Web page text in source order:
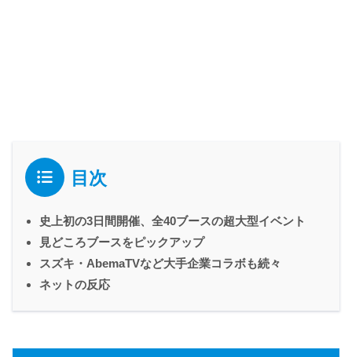
目次
史上初の3日間開催、全40ブースの超大型イベント
見どころブースをピックアップ
スズキ・AbemaTVなど大手企業コラボも続々
ネットの反応